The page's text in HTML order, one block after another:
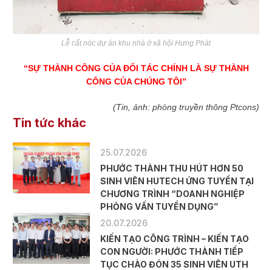
Lễ cất nóc dự án khu nhà ở xã hội Hưng Phát
“SỰ THÀNH CÔNG CỦA ĐỐI TÁC CHÍNH LÀ SỰ THÀNH
CÔNG CỦA CHÚNG TÔI”
(Tin, ảnh: phòng truyền thông Ptcons)
Tin tức khác
25.07.2026
PHƯỚC THÀNH THU HÚT HƠN 50
SINH VIÊN HUTECH ỨNG TUYỂN TẠI
CHƯƠNG TRÌNH “DOANH NGHIỆP
PHỎNG VẤN TUYỂN DỤNG”
20.07.2026
KIẾN TẠO CÔNG TRÌNH – KIẾN TẠO
CON NGƯỜI: PHƯỚC THÀNH TIẾP
TỤC CHÀO ĐÓN 35 SINH VIÊN UTH